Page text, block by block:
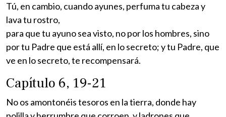
Tú, en cambio, cuando ayunes, perfuma tu cabeza y
lava tu rostro,
para que tu ayuno sea visto, no por los hombres, sino
por tu Padre que está allí, en lo secreto; y tu Padre, que
ve en lo secreto, te recompensará.
Capítulo 6, 19-21
No os amontonéis tesoros en la tierra, donde hay